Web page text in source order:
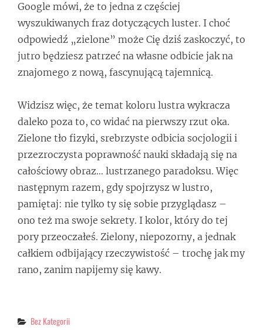
Google mówi, że to jedna z częściej
wyszukiwanych fraz dotyczących luster. I choć
odpowiedź „zielone” może Cię dziś zaskoczyć, to
jutro będziesz patrzeć na własne odbicie jak na
znajomego z nową, fascynującą tajemnicą.
Widzisz więc, że temat koloru lustra wykracza
daleko poza to, co widać na pierwszy rzut oka.
Zielone tło fizyki, srebrzyste odbicia socjologii i
przezroczysta poprawność nauki składają się na
całościowy obraz… lustrzanego paradoksu. Więc
następnym razem, gdy spojrzysz w lustro,
pamiętaj: nie tylko ty się sobie przyglądasz –
ono też ma swoje sekrety. I kolor, który do tej
pory przeoczałeś. Zielony, niepozorny, a jednak
całkiem odbijający rzeczywistość – trochę jak my
rano, zanim napijemy się kawy.
Categories
Bez Kategorii